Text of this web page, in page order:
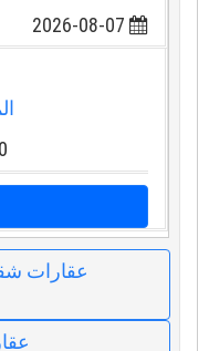
0
عقارات